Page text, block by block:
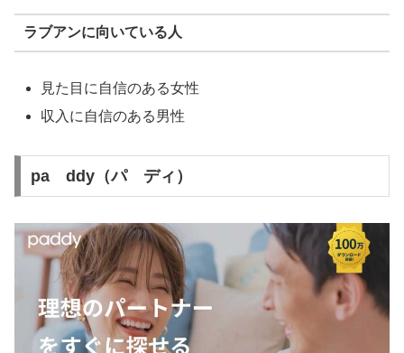
ラブアンに向いている人
見た目に自信のある女性
収入に自信のある男性
pa ddy（パ ディ）